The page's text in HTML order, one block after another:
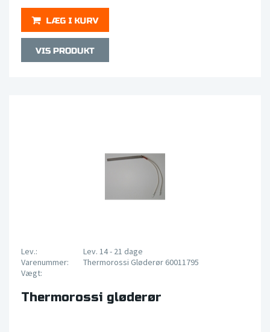
Lev.:
Lev. 14 - 21 dage
Varenummer:
Thermorossi Gløderør 60011795
Vægt:
Thermorossi gløderør